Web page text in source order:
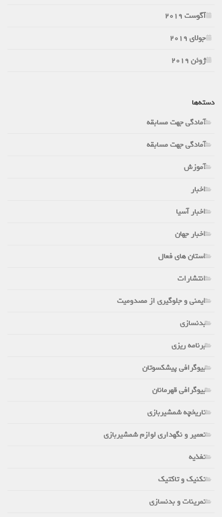
آگوست 2019
جولای 2019
ژوئن 2019
دسته‌ها
آمادگی جهت مسابقه
آمادگی جهت مسابقه
آموزش
اخبار
اخبار آسیا
اخبار جهان
استان های فعال
انتشارات
ایمنی و جلوگیری از مصدومیت
بدنسازی
برنامه ریزی
بیوگرافی پیشکسوتان
بیوگرافی قهرمانان
تاریخچه شمشیربازی
تعمیر و نگهداری لوازم شمشیربازی
تغذیه
تکنیک و تاکتیک
تمرینات و بدنسازی